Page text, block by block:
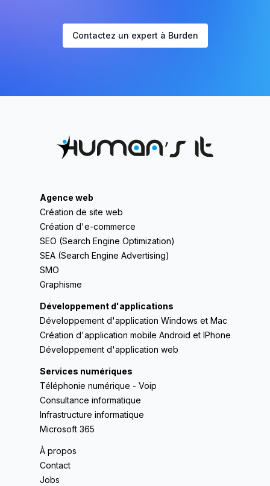
Contactez un expert à Burden
Agence web
Création de site web
Création d'e-commerce
SEO (Search Engine Optimization)
SEA (Search Engine Advertising)
SMO
Graphisme
Développement d'applications
Développement d'application Windows et Mac
Création d'application mobile Android et IPhone
Développement d'application web
Services numériques
Téléphonie numérique - Voip
Consultance informatique
Infrastructure informatique
Microsoft 365
À propos
Contact
Jobs